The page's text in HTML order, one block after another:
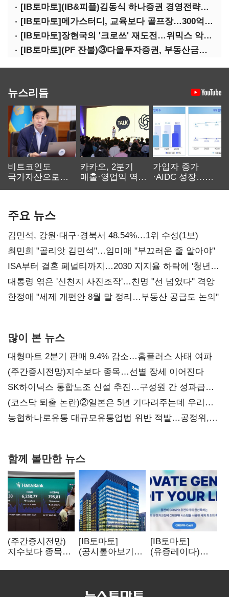
[IB토마토](IB&피플)김동식 하나증권 경영전략본부장
[IB토마토]메가스터디, 교육보다 골프장…300억 대여 뒤 보증 리스크
[IB토마토]장현국의 '크로쓰' 재도전…위믹스 악몽 지울 수 있나
[IB토마토](PF 잔불)③다올투자증권, 부동산금융 줄였지만 정상화는 진행형
뉴스리듬
비트코인도
국가자산으로…'
카카오, 2분기
매출·영업익 역대
가입자 증가
·AIDC 성장…
주요 뉴스
김민석, 강원·대구·경북서 48.54%…1위 수성(1보)
최민희 "골리앗 김민석"…임미애 "부끄러운 줄 알아야"
ISA부터 결혼 페널티까지…2030 지지율 하락에 '청년
챙기기'
대통령 엮은 '신천지 사진조작'…친명 "선 넘었다" 격앙
한정애 "세제 개편안 8월 말 정리…부동산 공급도 논의"
많이 본 뉴스
대형마트 2분기 판매 9.4% 감소…홈플러스 사태 여파
(주간증시전망)지수보다 종목…선별 장세 이어진다
SK하이닉스 통합노조 신설 추진…구성원 간 성과급
불만 확산
(코스닥 퇴출 논란)②일본은 5년 기다려주는데 우리는
당장 퇴출?…시간만으론 부족한 코스닥 구하기
농협하나로유통 대규모유통업법 위반 적발…공정위,
함께 볼만한 뉴스
(주간증시전망)
지수보다 종목…
이어진다
[IB토마토]
(공시톺아보기)
바로 매출로
[IB토마토]
(유증레이다)
3분의 1 토막…